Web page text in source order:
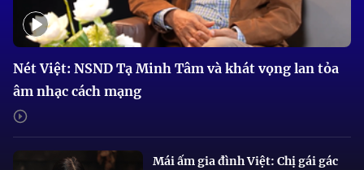
Nét Việt: NSND Tạ Minh Tâm và khát vọng lan tỏa
âm nhạc cách mạng
Mái ấm gia đình Việt: Chị gái gác